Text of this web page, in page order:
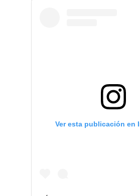
Ver esta publicación en